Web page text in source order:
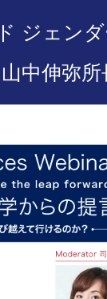
ジェン
中伸弥所